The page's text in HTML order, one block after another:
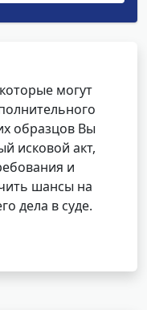
могут
образцов Вы
исковой акт,
и
шансы на
дела в суде.